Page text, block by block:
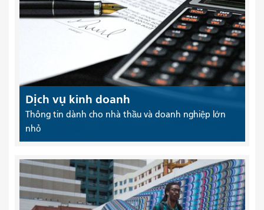
Dịch vụ kinh doanh
Thông tin dành cho nhà thầu và doanh nghiệp lớn
nhỏ